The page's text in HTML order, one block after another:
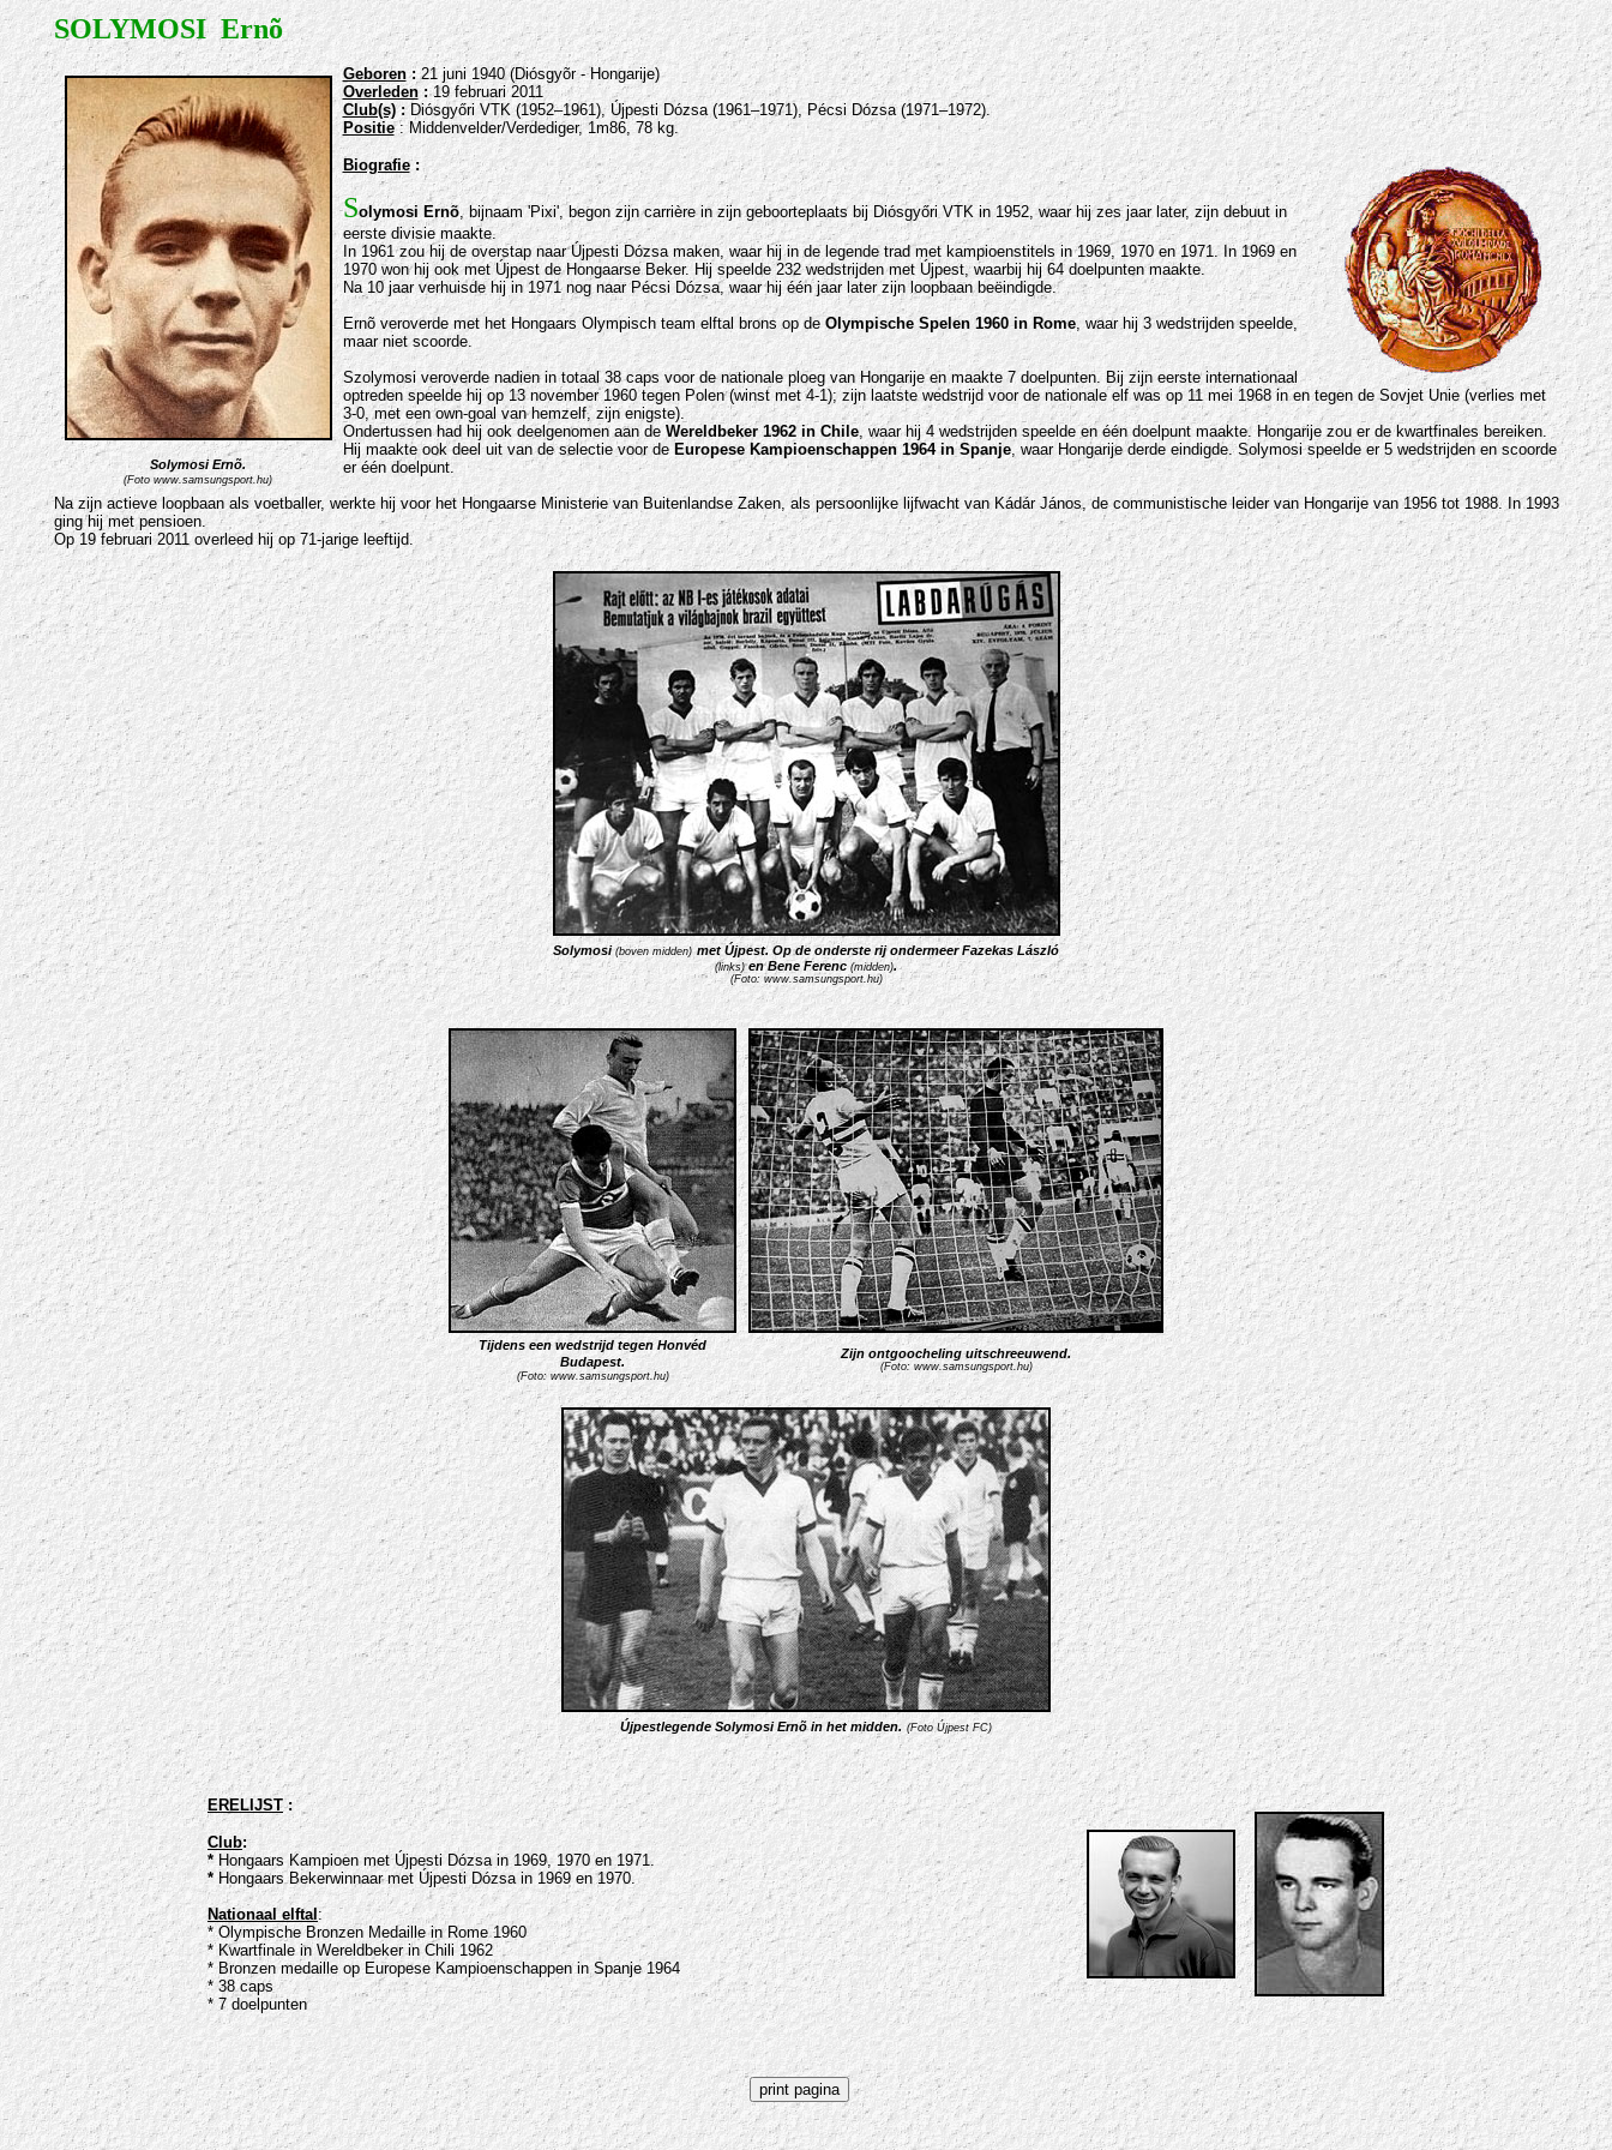
SOLYMOSI Ernõ
Solymosi Ernõ.
(Foto www.samsungsport.hu)
Geboren:21 juni 1940(Diósgyõr - Hongarije)
Overleden:19 februari 2011
Club(s): Diósgyőri VTK (1952–1961), Újpesti Dózsa (1961–1971), Pécsi Dózsa (1971–1972).
Positie : Middenvelder/Verdediger, 1m86, 78 kg.
Biografie:
Solymosi Ernõ, bijnaam 'Pixi', begon zijn carrière in zijn geboorteplaats bij Diósgyőri VTK in 1952, waar hij zes jaar later, zijn debuut in
eerste divisie maakte.
In 1961 zou hij de overstap naar Újpesti Dózsa maken, waar hij in de legende trad met kampioenstitels in 1969, 1970 en 1971. In 1969 en
1970 won hij ook met Újpest de Hongaarse Beker. Hij speelde 232 wedstrijden met Újpest, waarbij hij 64 doelpunten maakte.
Na 10 jaar verhuisde hij in 1971 nog naar Pécsi Dózsa, waar hij één jaar later zijn loopbaan beëindigde.
Ernõ veroverde met het Hongaars Olympisch team elftal brons op de Olympische Spelen 1960 in Rome, waar hij 3 wedstrijden speelde,
maar niet scoorde.
Szolymosi veroverde nadien in totaal 38 caps voor de nationale ploeg van Hongarije en maakte 7 doelpunten. Bij zijn eerste internationaal
optreden speelde hij op 13 november 1960 tegen Polen (winst met 4-1); zijn laatste wedstrijd voor de nationale elf was op 11 mei 1968 in en tegen de Sovjet Unie (verlies met
3-0, met een own-goal van hemzelf, zijn enigste).
Ondertussen had hij ook deelgenomen aan de Wereldbeker 1962 in Chile, waar hij 4 wedstrijden speelde en één doelpunt maakte. Hongarije zou er de kwartfinales bereiken.
Hij maakte ook deel uit van de selectie voor de Europese Kampioenschappen 1964 in Spanje, waar Hongarije derde eindigde. Solymosi speelde er 5 wedstrijden en scoorde
er één doelpunt.
Na zijn actieve loopbaan als voetballer, werkte hij voor het Hongaarse Ministerie van Buitenlandse Zaken, als persoonlijke lijfwacht van Kádár János, de communistische leider van Hongarije van 1956 tot 1988. In 1993
ging hij met pensioen.
Op 19 februari 2011 overleed hij op 71-jarige leeftijd.
Solymosi(boven midden) met Újpest. Op de onderste rij ondermeer Fazekas László
(links)en Bene Ferenc (midden).
(Foto: www.samsungsport.hu)
Tijdens een wedstrijd tegen Honvéd
Budapest.
(Foto: www.samsungsport.hu)
Zijn ontgoocheling uitschreeuwend.
(Foto: www.samsungsport.hu)
Újpestlegende Solymosi Ernõ in het midden. (Foto Újpest FC)
ERELIJST:
Club:
* Hongaars Kampioen met Újpesti Dózsa in 1969, 1970 en 1971.
* Hongaars Bekerwinnaar met Újpesti Dózsa in 1969 en 1970.
Nationaal elftal :
* Olympische Bronzen Medaille in Rome 1960
* Kwartfinale in Wereldbeker in Chili 1962
* Bronzen medaille op Europese Kampioenschappen in Spanje 1964
* 38 caps
* 7 doelpunten